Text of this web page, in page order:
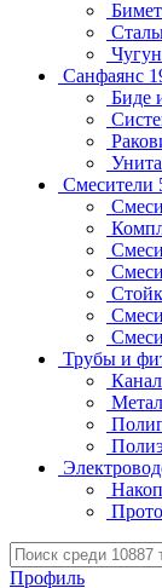
Санфаянс
Биде
Смесители
Трубы и
Профиль